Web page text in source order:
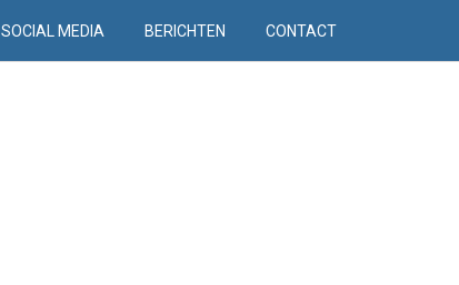
SOCIAL MEDIA BERICHTEN CONTACT